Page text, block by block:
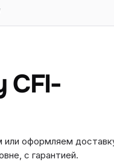
Холодильный
CFI-
оформляем
с гарантией.